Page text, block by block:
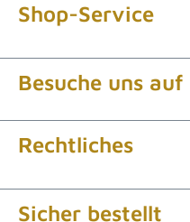
Shop-Service
Besuche uns auf
Rechtliches
Sicher bestellt